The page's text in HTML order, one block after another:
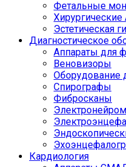
Фетальные
Эстетическая
Диагностическое
Аппараты для
Веновизоры
Оборудование
Спирографы
Фибросканы
Кардиология